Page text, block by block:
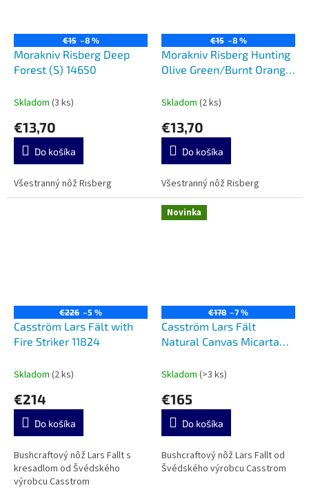
€15 –8 %
Morakniv Risberg Deep
Forest (S) 14650
Skladom (3 ks)
€13,70
Do košíka
Všestranný nôž Risberg
€15 –8 %
Morakniv Risberg Hunting
Olive Green/Burnt Orange
Skladom (2 ks)
€13,70
Do košíka
Všestranný nôž Risberg
€226 –5 %
Casström Lars Fält with
Fire Striker 11824
Skladom (2 ks)
€214
Do košíka
Bushcraftový nôž Lars Fallt s
kresadlom od Švédského
výrobcu Casstrom
Novinka
€178 –7 %
Casström Lars Fält
Natural Canvas Micarta
Skladom (>3 ks)
€165
Do košíka
Bushcraftový nôž Lars Fallt od
Švédského výrobcu Casstrom